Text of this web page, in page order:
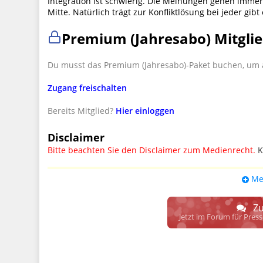
Mitte. Natürlich trägt zur Konfliktlösung bei jeder gibt
Premium (Jahresabo)
Du musst das Premium (Jahresabo)-Paket buchen,
Zugang freischalten
Bereits Mitglied? Hier einloggen
Disclaimer
Bitte beachten Sie den Disclaimer zum Medienrecht.
UPDATE: § 17 ECG seit 16.02.2024
Wir lassen den Disclaimertext dennoch so stehen,
weitere, damit zusammenhängende Paragrafen
Raum. D.h. noch mehr Spielraum für das sog.
gewisse Parteien bevorzugen kann.Jetzt im Forum für